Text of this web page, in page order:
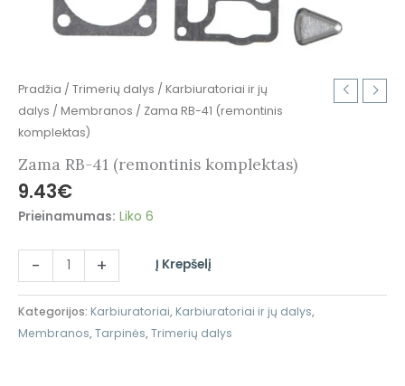
Pradžia / Trimerių dalys / Karbiuratoriai ir jų
dalys / Membranos / Zama RB-41 (remontinis
komplektas)
Zama RB-41 (remontinis komplektas)
9.43€
Prieinamumas: Liko 6
- + Į Krepšelį
Kategorijos: Karbiuratoriai, Karbiuratoriai ir jų dalys,
Membranos,Tarpinės,Trimerių dalys